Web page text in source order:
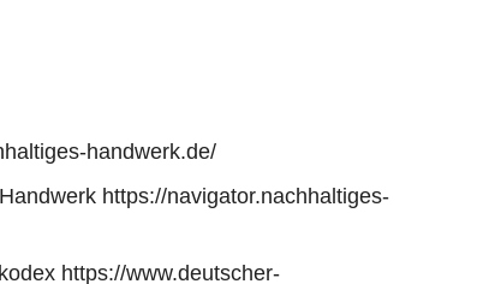
handwerk.de/
https://navigator.nachhaltiges-
https://www.deutscher-